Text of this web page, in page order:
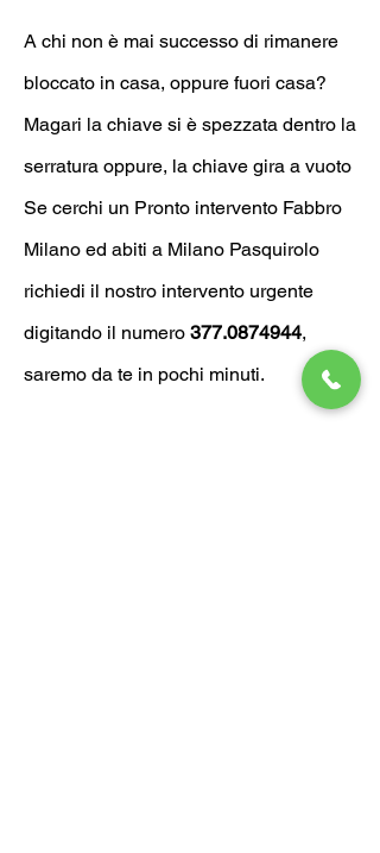
A chi non è mai successo di rimanere
bloccato in casa, oppure fuori casa?
Magari la chiave si è spezzata dentro la
serratura oppure, la chiave gira a vuoto
Se cerchi un Pronto intervento Fabbro
Milano ed abiti a Milano Pasquirolo
richiedi il nostro intervento urgente
digitando il numero 377.0874944,
saremo da te in pochi minuti.